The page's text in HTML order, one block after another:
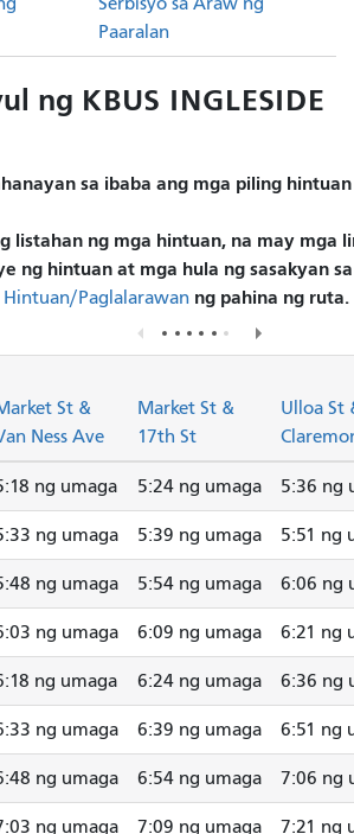
Paaralan
ng KBUS INGLESIDE
sa ibaba ang mga piling
listahan ng mga hintuan, na may mga
ng hintuan at mga hula ng sasakyan
Hintuan/Paglalarawan ng pahina ng ruta.
St &
Ness Ave
Market St &
17th St
Ulloa St
ng umaga 5:24 ng umaga 5:36 ng
ng umaga 5:39 ng umaga 5:51 ng
ng umaga 5:54 ng umaga 6:06 ng
ng umaga 6:09 ng umaga 6:21 ng
ng umaga 6:24 ng umaga 6:36 ng
ng umaga 6:39 ng umaga 6:51 ng
ng umaga 6:54 ng umaga 7:06 ng
ng umaga 7:09 ng umaga 7:21 ng